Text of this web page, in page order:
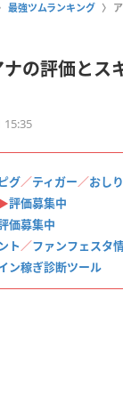
最強ツムランキング
の評価とス
15:35
グ／ティガー／おし
評価募集中
価募集中
ト／ファンフェスタ
ン稼ぎ診断ツール